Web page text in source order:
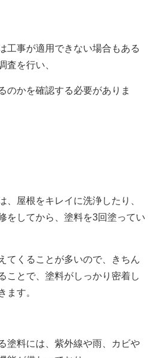
工事が適用できない場合もある
査を行い、
のかを確認する必要がありま
、屋根をキレイに洗浄したり、
をしてから、塗料を3回塗ってい
てくることが多いので、きちん
ことで、塗料がしっかり密着し
ます。
塗料には、紫外線や雨、カビや